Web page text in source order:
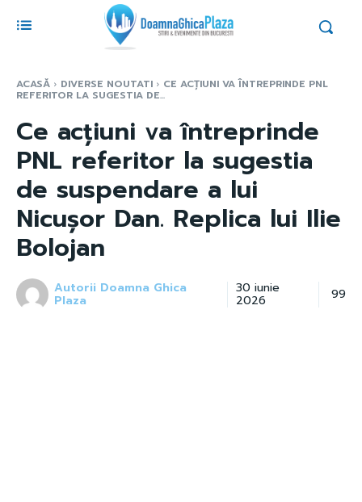
ACASĂ DIVERSE NOUTATI CE ACȚIUNI VA ÎNTREPRINDE PNL
REFERITOR LA SUGESTIA DE...
Ce acțiuni va întreprinde
PNL referitor la sugestia
de suspendare a lui
Nicușor Dan. Replica lui Ilie
Bolojan
Autorii Doamna Ghica
Plaza
30 iunie
2026 99